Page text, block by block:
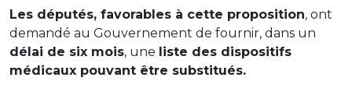
Les députés, favorables à cette proposition, ont
demandé au Gouvernement de fournir, dans un
délai de six mois, une liste des dispositifs
médicaux pouvant être substitués.